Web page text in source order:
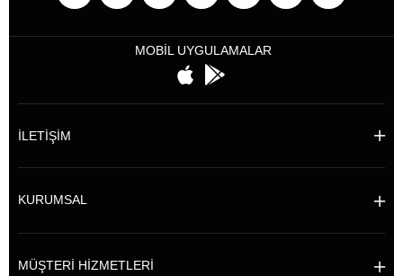
MOBİL UYGULAMALAR
İLETİŞİM
KURUMSAL
MÜŞTERİ HİZMETLERİ